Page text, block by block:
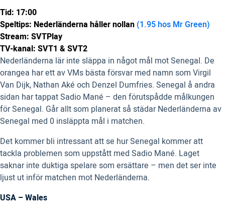
Tid: 17:00
Speltips: Nederländerna håller nollan (1.95 hos Mr Green)
Stream: SVTPlay
TV-kanal: SVT1 & SVT2
Nederländerna lär inte släppa in något mål mot Senegal. De
orangea har ett av VMs bästa försvar med namn som Virgil
Van Dijk, Nathan Aké och Denzel Dumfries. Senegal å andra
sidan har tappat Sadio Mané – den förutspådde målkungen
för Senegal. Går allt som planerat så städar Nederländerna av
Senegal med 0 insläppta mål i matchen.
Det kommer bli intressant att se hur Senegal kommer att
tackla problemen som uppstått med Sadio Mané. Laget
saknar inte duktiga spelare som ersättare – men det ser inte
ljust ut inför matchen mot Nederländerna.
USA – Wales